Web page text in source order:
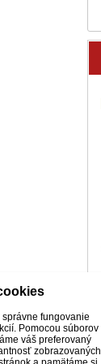
ZÁKAZNÍKOV
podmienky
fungovanie
Pomocou súborov
váš preferovaný
zobrazovaných